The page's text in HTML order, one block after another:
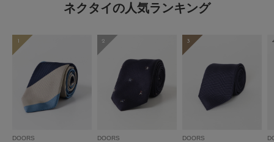
ネクタイの人気ランキング
1
DOORS
2
DOORS
3
DOORS